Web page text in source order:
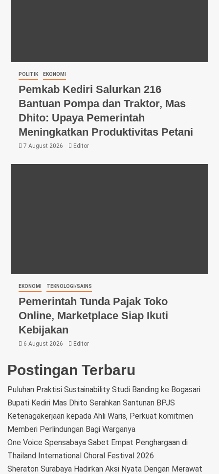
POLITIK EKONOMI
Pemkab Kediri Salurkan 216
Bantuan Pompa dan Traktor, Mas
Dhito: Upaya Pemerintah
Meningkatkan Produktivitas Petani
7 August 2026 Editor
EKONOMI TEKNOLOGI/SAINS
Pemerintah Tunda Pajak Toko
Online, Marketplace Siap Ikuti
Kebijakan
6 August 2026 Editor
Postingan Terbaru
Puluhan Praktisi Sustainability Studi Banding ke Bogasari
Bupati Kediri Mas Dhito Serahkan Santunan BPJS
Ketenagakerjaan kepada Ahli Waris, Perkuat komitmen
Memberi Perlindungan Bagi Warganya
One Voice Spensabaya Sabet Empat Penghargaan di
Thailand International Choral Festival 2026
Sheraton Surabaya Hadirkan Aksi Nyata Dengan Merawat